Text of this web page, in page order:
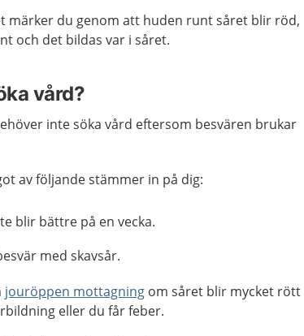
märker du genom att huden runt såret blir röd,
och det bildas var i såret.
vård?
inte söka vård eftersom besvären brukar
av följande stämmer in på dig:
blir bättre på en vecka.
med skavsår.
jouröppen mottagning om såret blir mycket rött
eller du får feber.